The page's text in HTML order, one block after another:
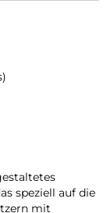
speziell auf die
mit